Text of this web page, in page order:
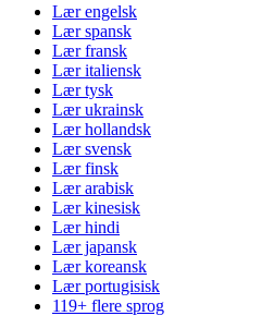
Lær engelsk
Lær spansk
Lær fransk
Lær italiensk
Lær tysk
Lær ukrainsk
Lær hollandsk
Lær svensk
Lær finsk
Lær arabisk
Lær kinesisk
Lær hindi
Lær japansk
Lær koreansk
Lær portugisisk
119+ flere sprog